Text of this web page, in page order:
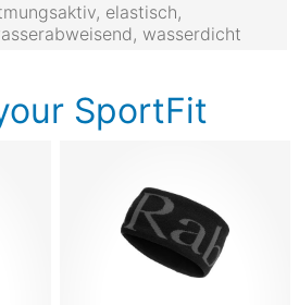
elastisch,
wasserdicht
SportFit